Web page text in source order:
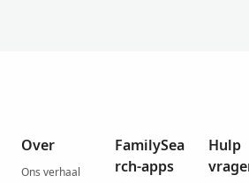
Over
Ons verhaal
FamilySea
rch-apps
Hulp